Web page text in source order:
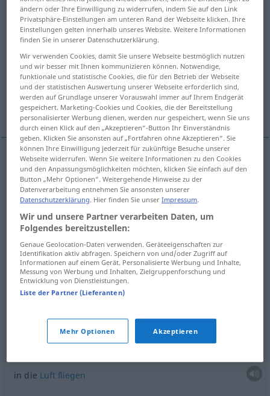
Übersicht aller Übersetzungen
(Für mehr Details die Übersetzung anklicken/antippen)
springen, abspringen, hüpfen,
herausspringen
Weitere Beispiele...
springen,hüpfen saltar
abspringen saltar(≈ desprenderse)tbbotón
herausspringen saltarfusible
Beispiele
saltar (en pedazos) (≈ romperse)
zerspringen
in die Luft fliegen
ändern oder Ihre Einwilligung zu widerrufen, indem Sie auf den Link
Privatsphäre-Einstellungen am unteren Rand der Webseite klicken. Ihre
Einstellungen gelten innerhalb unseres Website. Weitere Informationen
finden Sie in unserer Datenschutzerklärung.
Wir verwenden Cookies, damit Sie unsere Webseite bestmöglich nutzen
und wir besser mit Ihnen kommunizieren können. Notwendige,
funktionale und statistische Cookies, die für den Betrieb der Webseite
und der statistischen Auswertung unserer Webseite erforderlich sind,
werden auf Grundlage unserer Vorauswahl immer auf Ihrem Endgerät
gespeichert. Marketing-Cookies und Cookies, die der Bereitstellung
personalisierter Werbung dienen, werden nur gespeichert, wenn Sie uns
durch einen Klick auf den „Akzeptieren“-Button Ihr Einverständnis
geben. Klicken Sie ansonsten auf „Fortfahren ohne Akzeptieren“. Sie
können Ihre Einwilligung jederzeit für zukünftige Besuche unserer
Webseite widerrufen. Wenn Sie weitere Informationen zu den Cookies
und den Anpassungsmöglichkeiten möchten, klicken Sie einfach auf den
Button „Mehr Optionen“. Weitergehende Hinweise zu der
Datenverarbeitung entnehmen Sie ansonsten unserer
Datenschutzerklärung. Hier finden Sie unserImpressum.
Wir und unsere Partner verarbeiten Daten, um
Folgendes bereitzustellen:
Genaue Geolocation-Daten verwenden. Geräteeigenschaften zur
Identifikation aktiv abfragen. Speichern von und/oder Zugriff auf
Informationen auf einem Gerät. Personalisierte Werbung und Inhalte,
Messung von Werbung und Inhalten, Zielgruppenforschung und
Entwicklung von Dienstleistungen.
Liste der Partner (Lieferanten)
Mehr Optionen Akzeptieren